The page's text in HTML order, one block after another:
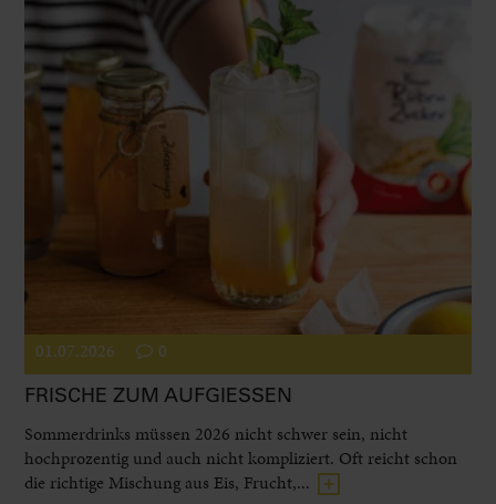
01.07.2026 0
FRISCHE ZUM AUFGIESSEN
Sommerdrinks müssen 2026 nicht schwer sein, nicht
hochprozentig und auch nicht kompliziert. Oft reicht schon
die richtige Mischung aus Eis, Frucht,...